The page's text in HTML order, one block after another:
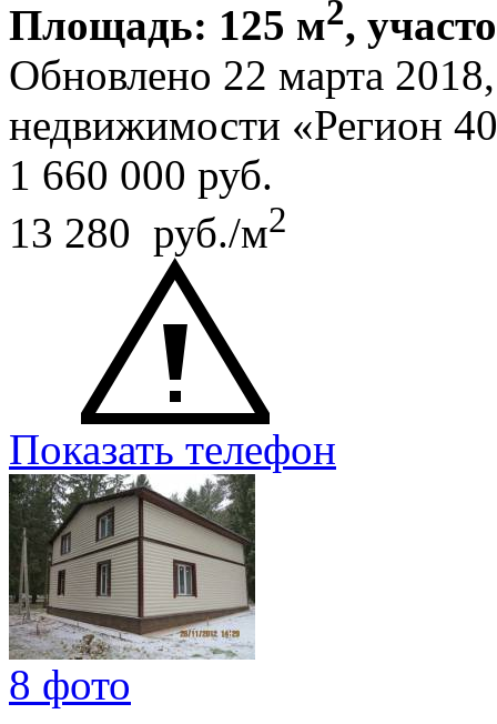
Площадь: 125 м2,
Обновлено 22 марта
недвижимости «Регион
1 660 000 руб.
13 280 руб./м2
Показать телефон
8 фото